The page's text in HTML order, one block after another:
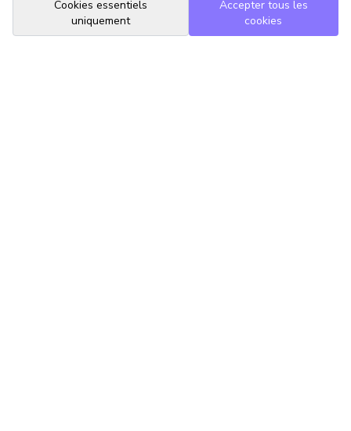
Cookies essentiels
uniquement
Accepter tous les
cookies